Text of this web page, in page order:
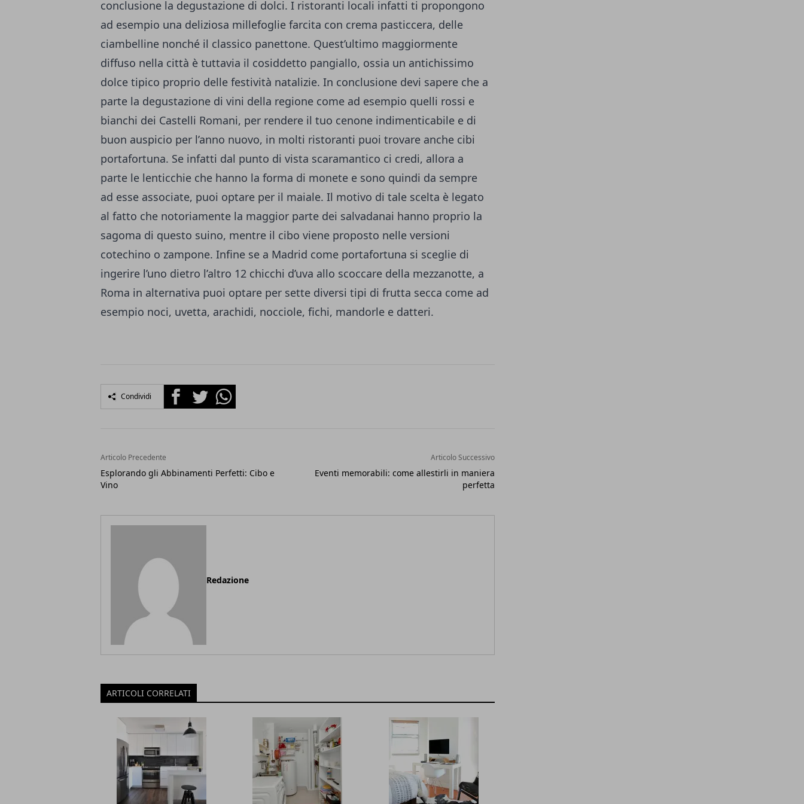
conclusione la degustazione di dolci. I ristoranti locali infatti ti propongono
ad esempio una deliziosa millefoglie farcita con crema pasticcera, delle
ciambelline nonché il classico panettone. Quest’ultimo maggiormente
diffuso nella città è tuttavia il cosiddetto pangiallo, ossia un antichissimo
dolce tipico proprio delle festività natalizie. In conclusione devi sapere che a
parte la degustazione di vini della regione come ad esempio quelli rossi e
bianchi dei Castelli Romani, per rendere il tuo cenone indimenticabile e di
buon auspicio per l’anno nuovo, in molti ristoranti puoi trovare anche cibi
portafortuna. Se infatti dal punto di vista scaramantico ci credi, allora a
parte le lenticchie che hanno la forma di monete e sono quindi da sempre
ad esse associate, puoi optare per il maiale. Il motivo di tale scelta è legato
al fatto che notoriamente la maggior parte dei salvadanai hanno proprio la
sagoma di questo suino, mentre il cibo viene proposto nelle versioni
cotechino o zampone. Infine se a Madrid come portafortuna si sceglie di
ingerire l’uno dietro l’altro 12 chicchi d’uva allo scoccare della mezzanotte, a
Roma in alternativa puoi optare per sette diversi tipi di frutta secca come ad
esempio noci, uvetta, arachidi, nocciole, fichi, mandorle e datteri.
Condividi FacebookTwitterWhatsapp
Articolo Precedente
Esplorando gli Abbinamenti Perfetti: Cibo e
Vino
Articolo Successivo
Eventi memorabili: come allestirli in maniera
perfetta
Redazione
ARTICOLI CORRELATI